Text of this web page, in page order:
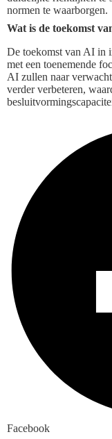
normen te waarborgen.
Wat is de toekomst
De toekomst van AI in
met een toenemende
AI zullen naar
verder verbeteren,
Facebook